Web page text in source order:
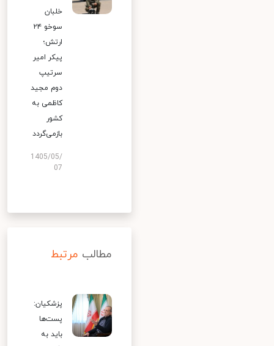
خلبان
سوخو ۲۴
ارتش؛
پیکر امیر
سرتیپ
دوم مجید
کاظمی به
کشور
بازمی‌گردد
1405/05/
07
مطالب مرتبط
پزشکیان:
پست‌ها
باید به